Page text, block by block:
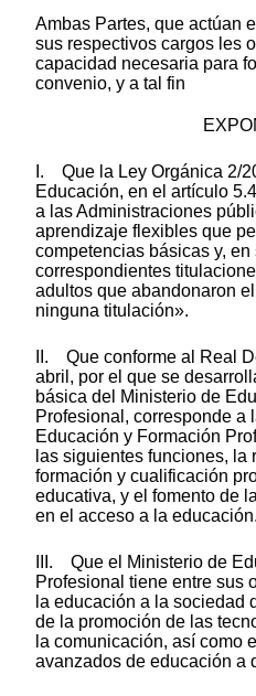
Ambas Partes, que actúan
sus respectivos cargos les
capacidad necesaria para
convenio, y a tal fin
I. Que la Ley Orgánica 2/
Educación, en el artículo
a las Administraciones
aprendizaje flexibles que
competencias básicas y, en
correspondientes
adultos que abandonaron
ninguna titulación».
II. Que conforme al Real
abril, por el que se
básica del Ministerio de
Profesional, corresponde a
Educación y Formación
las siguientes funciones,
formación y cualificación
educativa, y el fomento de
en el acceso a la educación.
III. Que el Ministerio de
Profesional tiene entre sus
la educación a la sociedad
de la promoción de las
la comunicación, así como
avanzados de educación a